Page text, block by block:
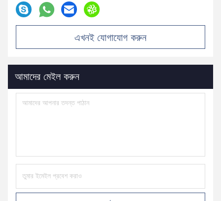
এখনই যোগাযোগ করুন
আমাদের মেইল ​​করুন